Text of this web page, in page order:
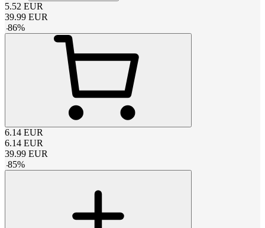
5.52 EUR
39.99 EUR
-86%
6.14 EUR
6.14 EUR
39.99 EUR
-85%